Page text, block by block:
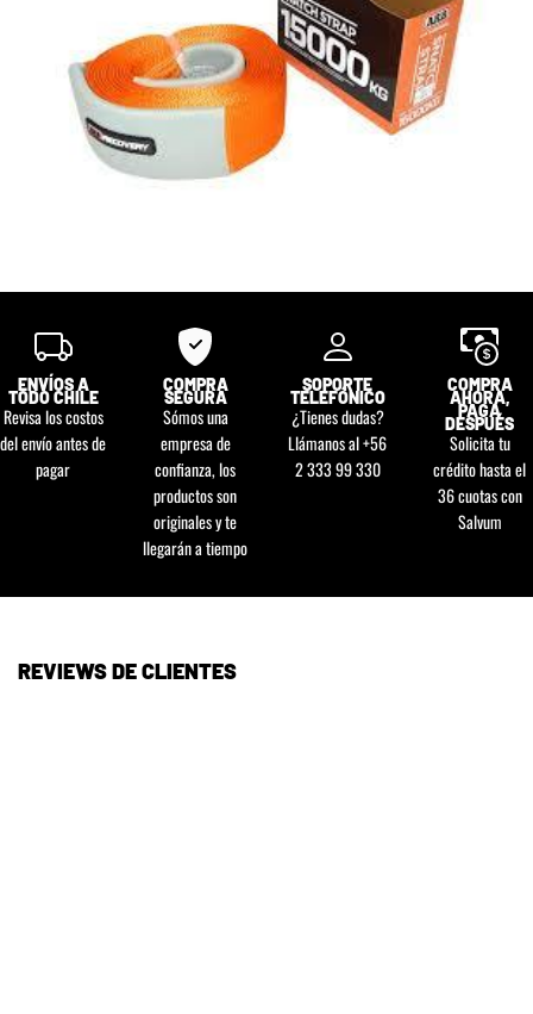
ENVÍOS A
TODO CHILE
Revisa los costos
del envío antes de
pagar
COMPRA
SEGURA
Sómos una
empresa de
confianza, los
productos son
originales y te
llegarán a tiempo
SOPORTE
TELEFÓNICO
¿Tienes dudas?
Llámanos al +56
2 333 99 330
COMPRA
AHORA,
PAGA
DESPUÉS
Solicita tu
crédito hasta el
36 cuotas con
Salvum
REVIEWS DE CLIENTES